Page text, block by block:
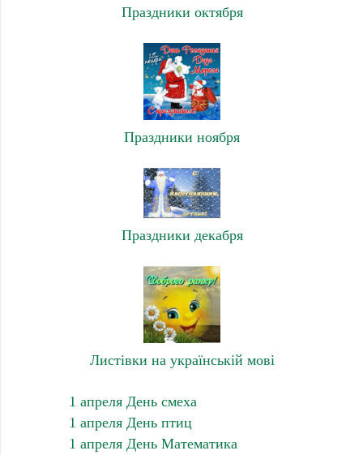
Праздники октября
Праздники ноября
Праздники декабря
Листівки на українській мові
1 апреля День смеха
1 апреля День птиц
1 апреля День Математика